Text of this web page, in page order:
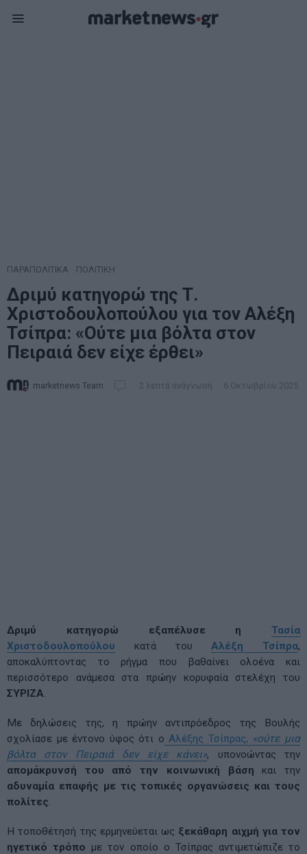
ΠΑΡΑΠΟΛΙΤΙΚΑ ΠΟΛΙΤΙΚΗ
Δριμύ κατηγορώ της Τ.
Χριστοδουλοπούλου για τον Αλέξη
Τσίπρα: «Ούτε μια βόλτα στον
Πειραιά δεν είχε έρθει»
marketnews Team 2 λεπτά ανάγνωση 6 Οκτωβρίου 2025
Δριμύ κατηγορώ εξαπέλυσε η Τασία
Χριστοδουλοπούλου κατά τουΑλέξη Τσίπρα,
αποκαλύπτοντας το ρήγμα που βαθαίνει ολοένα και
περισσότερο ανάμεσα στα πρώην κορυφαία στελέχη του
ΣΥΡΙΖΑ.
Με δηλώσεις της, η πρώην αντιπρόεδρος της Βουλής
σχολίασε με έντονο ύφος ότι ο Αλέξης Τσίπρας, «ούτε μια
βόλτα στον Πειραιά δεν είχε κάνει», υπονοώντας την
απομάκρυνσή του από την κοινωνική βάση και την
αδυναμία επαφής με τις τοπικές οργανώσεις και τους
πολίτες.
Η τοποθέτησή της ερμηνεύεται ως ξεκάθαρη αιχμή για τον
ηγετικό τρόπο με τον οποίο ο Τσίπρας αντιμετώπιζε το